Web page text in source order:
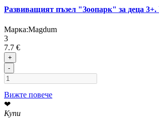
Развиващият пъзел "Зоопарк" за деца
Марка:Magdum
3
7.7 €
+
-
Вижте повече
❤
Купи